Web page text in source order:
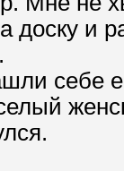
доску и
себе